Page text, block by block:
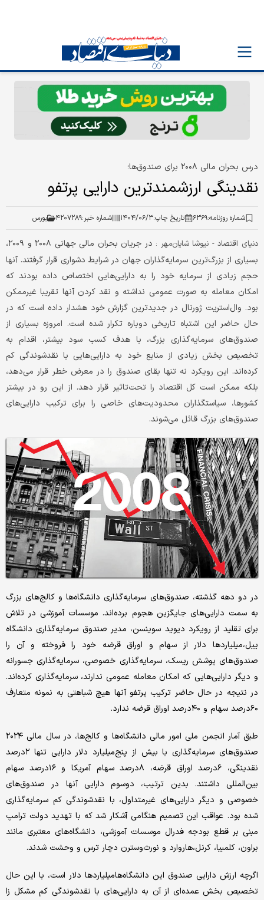
درس بحران مالی ۲۰۰۸ برای صندوق‌ها؛
نقدینگی ارزشمندترین دارایی پرتفو
شماره روزنامه:۶۳۶۹ تاریخ چاپ:۱۴۰۴/۰۶/۳ شماره خبر:۴۲۰۷۲۸۹ بورس
دنیای اقتصاد - نیوشا شایان‌مهر :
در جریان بحران مالی جهانی ۲۰۰۸ و ۲۰۰۹،
بسیاری از بزرگ‌ترین سرمایه‌گذاران جهان در شرایط دشواری قرار گرفتند. آنها
حجم زیادی از سرمایه‌ خود را به دارایی‌هایی اختصاص داده بودند که
امکان معامله به صورت عمومی نداشته و نقد کردن آنها تقریبا غیرممکن
بود. وال‌استریت ژورنال در جدیدترین گزارش خود هشدار داده است که در
حال حاضر این اشتباه تاریخی دوباره تکرار شده است. امروزه بسیاری از
صندوق‌های سرمایه‌گذاری بزرگ، با هدف کسب سود بیشتر، اقدام به
تخصیص بخش زیادی از منابع خود به دارایی‌هایی با نقدشوندگی کم
کرده‌اند. این رویکرد نه تنها بقای صندوق را در معرض خطر قرار می‌دهد،
بلکه ممکن است کل اقتصاد را تحت‌تاثیر قرار دهد. از این رو در بیشتر
کشورها، سیاستگذاران محدودیت‌های خاصی را برای ترکیب دارایی‌های
صندوق‌های بزرگ قائل می‌شوند.
در دو دهه گذشته، صندوق‌های سرمایه‌گذاری دانشگاه‌ها و کالج‌های بزرگ
به سمت دارایی‌های جایگزین هجوم برده‌اند. موسسات آموزشی در تلاش
برای تقلید از رویکرد دیوید سوینسن، مدیر صندوق سرمایه‌گذاری دانشگاه
ییل،‌میلیاردها دلار از سهام و اوراق قرضه خود را فروخته و آن را
صندوق‌های پوشش ریسک، سرمایه‌گذاری خصوصی، سرمایه‌گذاری جسورانه
و دیگر دارایی‌هایی که امکان معامله عمومی ندارند، سرمایه‌گذاری کرده‌اند.
در نتیجه در حال حاضر ترکیب پرتفو آنها هیچ شباهتی به نمونه متعارف
۶۰درصد سهام و ۴۰درصد اوراق قرضه ندارد.
طبق آمار انجمن ملی امور مالی دانشگاه‌ها و کالج‌ها، در سال مالی ۲۰۲۴
صندوق‌های سرمایه‌گذاری با بیش از پنج‌میلیارد دلار دارایی تنها ۲درصد
نقدینگی، ۶درصد اوراق قرضه، ۸درصد سهام آمریکا و ۱۶درصد سهام
بین‌المللی داشتند. بدین ترتیب، دو‌سوم دارایی‌ آنها در صندوق‌های
خصوصی و دیگر دارایی‌های غیرمتداول، با نقدشوندگی کم سرمایه‌گذاری
شده بود. عواقب این تصمیم هنگامی آشکار شد که با تهدید دولت ترامپ
مبنی بر قطع بودجه فدرال موسسات آموزشی، دانشگاه‌های معتبری مانند
براون، کلمبیا، کرنل،‌هاروارد و نورث‌وسترن دچار ترس و وحشت شدند.
اگرچه ارزش دارایی‌ صندوق‌ این دانشگاه‌ها‌میلیاردها دلار است، با این حال
تخصیص بخش عمده‌ای از آن به دارایی‌های با نقدشوندگی کم مشکل زا